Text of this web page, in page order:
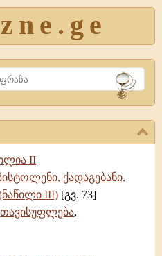
II
ქადაგებანი,
III) [გვ. 73]
თავისუფლება,